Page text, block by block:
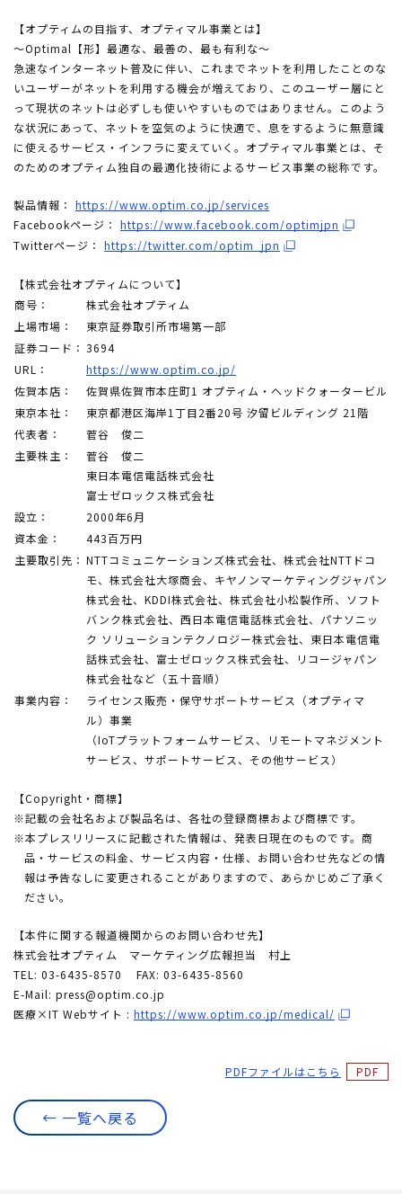
【オプティムの目指す、オプティマル事業とは】
～Optimal【形】最適な、最善の、最も有利な～
急速なインターネット普及に伴い、これまでネットを利用したことのな
いユーザーがネットを利用する機会が増えており、このユーザー層にと
って現状のネットは必ずしも使いやすいものではありません。このよう
な状況にあって、ネットを空気のように快適で、息をするように無意識
に使えるサービス・インフラに変えていく。オプティマル事業とは、そ
のためのオプティム独自の最適化技術によるサービス事業の総称です。
製品情報： https://www.optim.co.jp/services
Facebookページ： https://www.facebook.com/optimjpn
Twitterページ： https://twitter.com/optim_jpn
【株式会社オプティムについて】
商号：
株式会社オプティム
上場市場：
東京証券取引所市場第一部
証券コード： 3694
URL：
https://www.optim.co.jp/
佐賀本店：
佐賀県佐賀市本庄町1 オプティム・ヘッドクォータービル
東京本社：
東京都港区海岸1丁目2番20号 汐留ビルディング 21階
代表者：
菅谷 俊二
主要株主：
菅谷 俊二
東日本電信電話株式会社
富士ゼロックス株式会社
設立：
2000年6月
資本金：
443百万円
主要取引先： NTTコミュニケーションズ株式会社、株式会社NTTドコ
モ、株式会社大塚商会、キヤノンマーケティングジャパン
株式会社、KDDI株式会社、株式会社小松製作所、ソフト
バンク株式会社、西日本電信電話株式会社、パナソニッ
ク ソリューションテクノロジー株式会社、東日本電信電
話株式会社、富士ゼロックス株式会社、リコージャパン
株式会社など（五十音順）
事業内容：
ライセンス販売・保守サポートサービス（オプティマ
ル）事業
（IoTプラットフォームサービス、リモートマネジメント
サービス、サポートサービス、その他サービス）
【Copyright・商標】
※記載の会社名および製品名は、各社の登録商標および商標です。
※本プレスリリースに記載された情報は、発表日現在のものです。商
品・サービスの料金、サービス内容・仕様、お問い合わせ先などの情
報は予告なしに変更されることがありますので、あらかじめご了承く
ださい。
【本件に関する報道機関からのお問い合わせ先】
株式会社オプティム マーケティング広報担当 村上
TEL: 03-6435-8570
FAX: 03-6435-8560
E-Mail: press@optim.co.jp
医療×IT Webサイト : https://www.optim.co.jp/medical/
PDFファイルはこちら
← 一覧へ戻る